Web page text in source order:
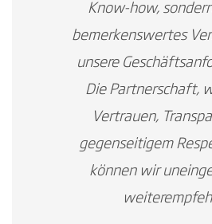
Know-how,
bemerkenswertes
unsere
Die Partnerschaft,
Vertrauen,
gegenseitigem
können wir